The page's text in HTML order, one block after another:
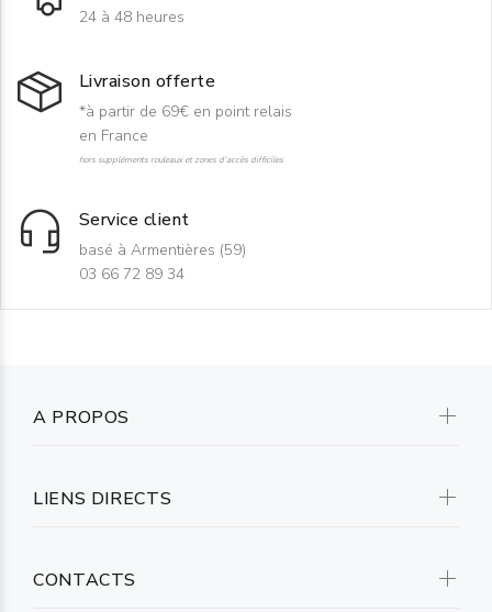
24 à 48 heures
Livraison offerte
*à partir de 69€ en point relais
en France
hors suppléments rouleaux et zones d'accès difficiles
Service client
basé à Armentières (59)
03 66 72 89 34
A PROPOS
LIENS DIRECTS
CONTACTS